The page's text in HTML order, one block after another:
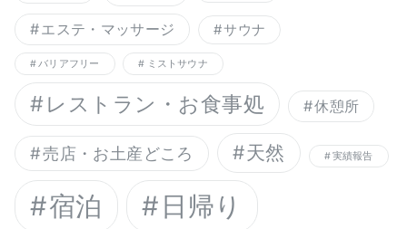
エステ・マッサージ サウナ
バリアフリー ミストサウナ
レストラン・お食事処 休憩所
売店・お土産どころ 天然 実績報告
宿泊
日帰り